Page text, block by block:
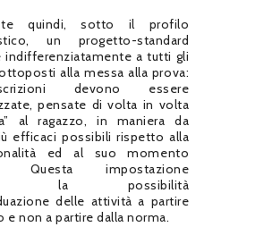
quindi, sotto il profilo
un progetto-standard
indifferenziatamente a tutti gli
alla messa alla prova:
devono essere
pensate di volta in volta
al ragazzo, in maniera da
efficaci possibili rispetto alla
ed al suo momento
Questa impostazione
la possibilità
delle attività a partire
e non a partire dalla norma.